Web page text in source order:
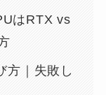
はRTX vs
方｜失敗し